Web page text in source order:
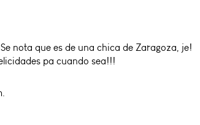
nota que es de una chica de Zaragoza, je!
pa cuando sea!!!